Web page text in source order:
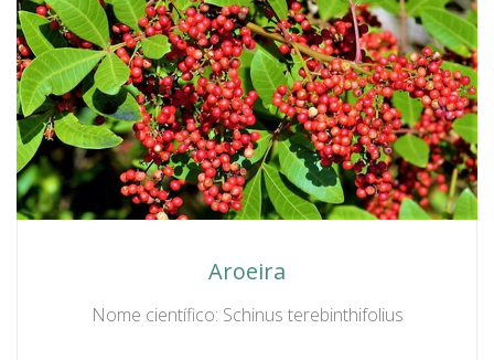
Aroeira
Nome científico: Schinus terebinthifolius